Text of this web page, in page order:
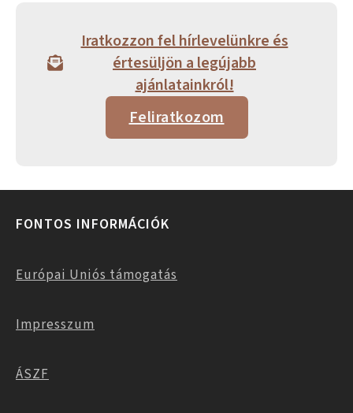
Iratkozzon fel hírlevelünkre és
értesüljön a legújabb
ajánlatainkról!
Feliratkozom
FONTOS INFORMÁCIÓK
Európai Uniós támogatás
Impresszum
ÁSZF